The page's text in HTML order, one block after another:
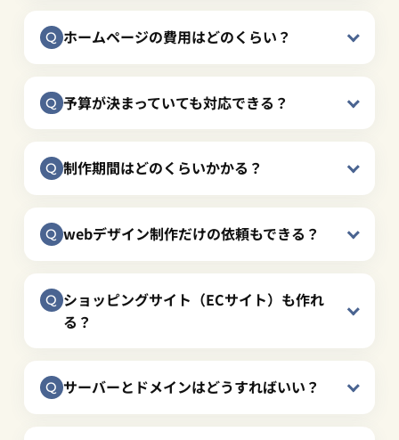
ホームページの費用はどのくらい？
予算が決まっていても対応できる？
制作期間はどのくらいかかる？
webデザイン制作だけの依頼もできる？
ショッピングサイト（ECサイト）も作れ
る？
サーバーとドメインはどうすればいい？